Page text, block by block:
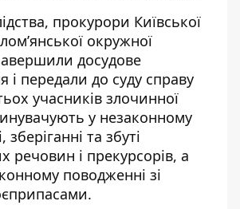
прокурори Київської
окружної
досудове
і передали до суду справу
учасників злочинної
у незаконному
зберіганні та збуті
речовин і прекурсорів, а
поводженні зі